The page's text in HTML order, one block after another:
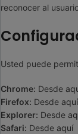
reconocer al
Usted puede
Chrome: Desde
Firefox: Desde aquí
Explorer: Desde
Safari: Desde aquí